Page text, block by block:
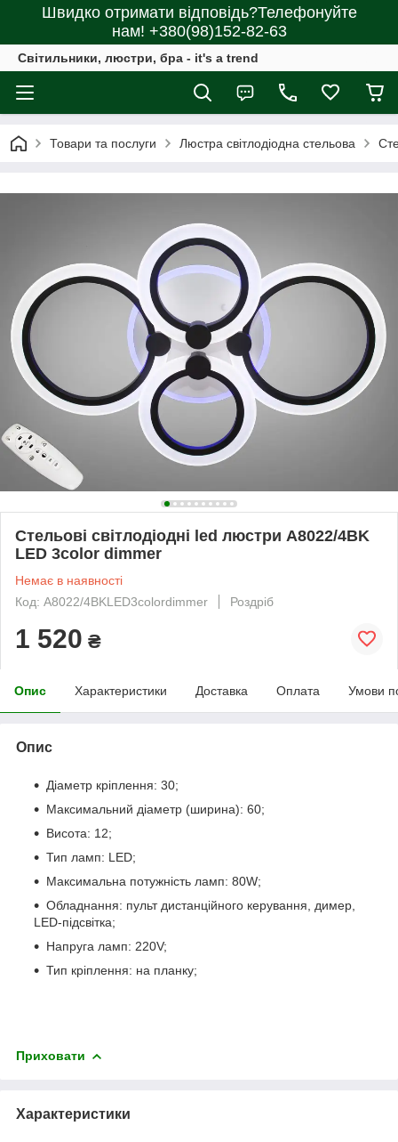
Швидко отримати відповідь?Телефонуйте
нам! +380(98)152-82-63
Світильники, люстри, бра - it's a trend
Товари та послуги Люстра світлодіодна стельова
Стельові світлодіодні led люстри A8022/4BK
LED 3color dimmer
Немає в наявності
Код: A8022/4BKLED3colordimmer
Роздріб
1 520 ₴
Опис Характеристики Доставка Оплата Умови
Опис
Діаметр кріплення: 30;
Максимальний діаметр (ширина): 60;
Висота: 12;
Тип ламп: LED;
Максимальна потужність ламп: 80W;
Обладнання: пульт дистанційного керування, димер,
LED-підсвітка;
Напруга ламп: 220V;
Тип кріплення: на планку;
Приховати
Характеристики